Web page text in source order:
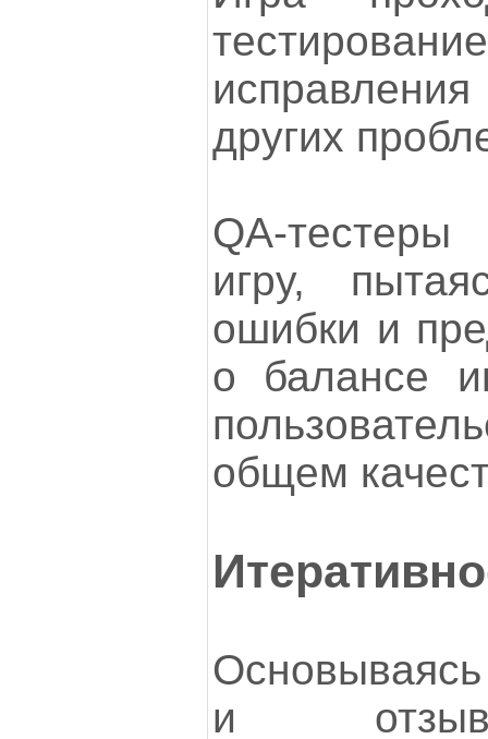
других
QA-
игру,
ошибки и
о балансе
общем
и